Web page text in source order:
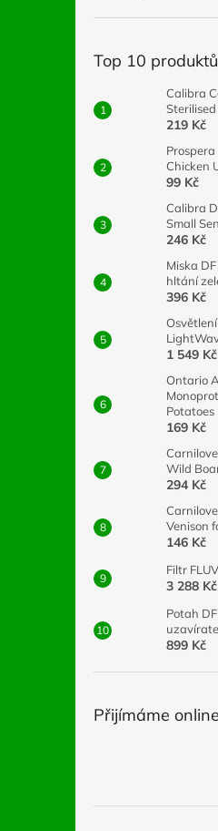
Top 10 produktů
Calibra
219 Kč
Chicken
99 Kč
Calibra
Small
246 Kč
Miska
hltání
396 Kč
1 549 Kč
Ontario
Potatoes
169 Kč
Wild
294 Kč
Venison
146 Kč
Filtr
3 288 Kč
Potah
899 Kč
Přijímáme